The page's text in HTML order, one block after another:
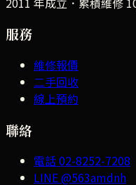
服務
維修報價
二手回收
線上預約
聯絡
電話02-8252-7208
LINE@563amdnh